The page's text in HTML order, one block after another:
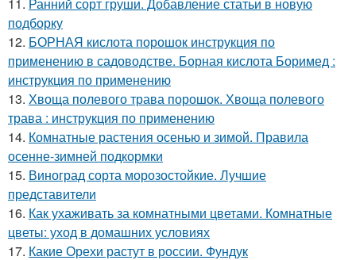
11. Ранний сорт груши. Добавление статьи в новую
подборку
12. БОРНАЯ кислота порошок инструкция по
применению в садоводстве. Борная кислота Боримед :
инструкция по применению
13. Хвоща полевого трава порошок. Хвоща полевого
трава : инструкция по применению
14. Комнатные растения осенью и зимой. Правила
осенне-зимней подкормки
15. Виноград сорта морозостойкие. Лучшие
представители
16. Как ухаживать за комнатными цветами. Комнатные
цветы: уход в домашних условиях
17. Какие Орехи растут в россии. Фундук